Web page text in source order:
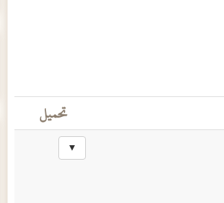
تحميل
▼